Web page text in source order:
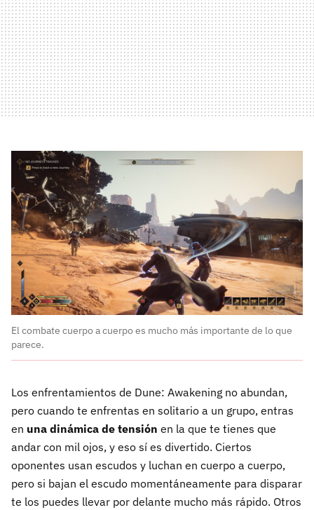
El combate cuerpo a cuerpo es mucho más importante de lo que
parece.
Los enfrentamientos de Dune: Awakening no abundan,
pero cuando te enfrentas en solitario a un grupo, entras
en una dinámica de tensión en la que te tienes que
andar con mil ojos, y eso sí es divertido. Ciertos
oponentes usan escudos y luchan en cuerpo a cuerpo,
pero si bajan el escudo momentáneamente para disparar
te los puedes llevar por delante mucho más rápido. Otros